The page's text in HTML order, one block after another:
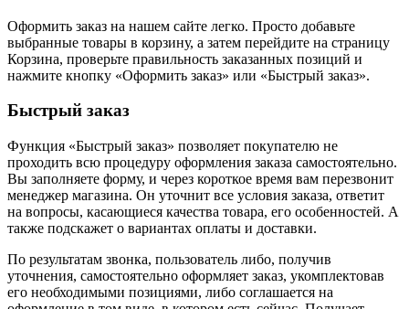
Оформить заказ на нашем сайте легко. Просто добавьте
выбранные товары в корзину, а затем перейдите на страницу
Корзина, проверьте правильность заказанных позиций и
нажмите кнопку «Оформить заказ» или «Быстрый заказ».
Быстрый заказ
Функция «Быстрый заказ» позволяет покупателю не
проходить всю процедуру оформления заказа самостоятельно.
Вы заполняете форму, и через короткое время вам перезвонит
менеджер магазина. Он уточнит все условия заказа, ответит
на вопросы, касающиеся качества товара, его особенностей. А
также подскажет о вариантах оплаты и доставки.
По результатам звонка, пользователь либо, получив
уточнения, самостоятельно оформляет заказ, укомплектовав
его необходимыми позициями, либо соглашается на